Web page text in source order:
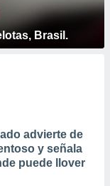
Brasil.
advierte de
y señala
puede llover